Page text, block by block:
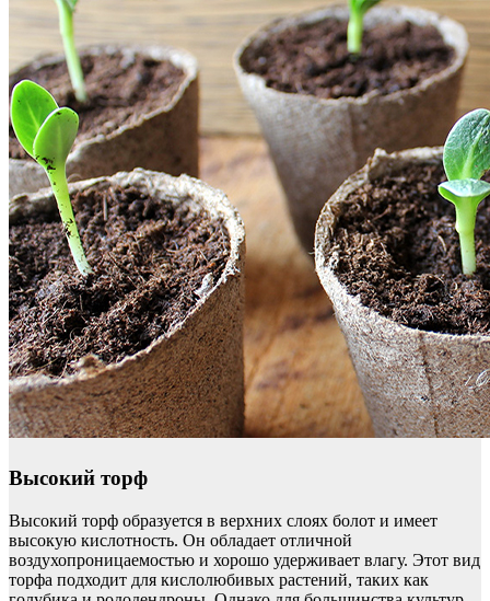
Высокий торф
Высокий торф образуется в верхних слоях болот и имеет
высокую кислотность. Он обладает отличной
воздухопроницаемостью и хорошо удерживает влагу. Этот вид
торфа подходит для кислолюбивых растений, таких как